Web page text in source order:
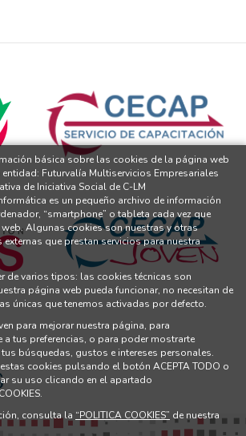
básica sobre las cookies de la página web
Futurvalía Multiservicios Empresariales
de Iniciativa Social de C-LM
es un pequeño archivo de información
“smartphone” o tableta cada vez que
Algunas cookies son nuestras y otras
externas que prestan servicios para nuestra
de varios tipos: las cookies técnicas son
página web pueda funcionar, no necesitan de
únicas que tenemos activadas por defecto.
para mejorar nuestra página, para
a tus preferencias, o para poder mostrarte
búsquedas, gustos e intereses personales.
cookies pulsando el botón ACEPTA TODO o
su uso clicando en el apartado
consulta la “POLITICA COOKIES” de nuestra